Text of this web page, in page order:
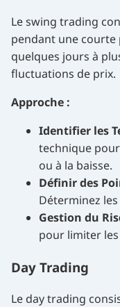
Le swing trading
pendant une
quelques jours à
fluctuations de prix.
Approche :
Identifier les
technique
ou à la baisse.
Définir des
Déterminez
Gestion du
pour limiter
Day Trading
Le day trading